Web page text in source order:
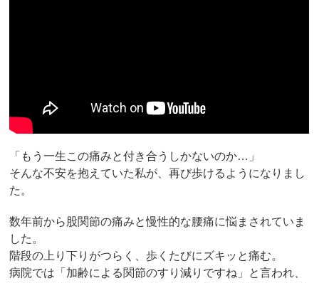
「もう一生この痛みと付き合うしかないのか…」
そんな不安を抱えていた私が、再び歩けるようになりまし
た。
数年前から股関節の痛みと慢性的な腰痛に悩まされていま
した。
階段の上り下りがつらく、歩くたびにズキッと痛む。
病院では「加齢による関節のすり減りですね」と言われ、